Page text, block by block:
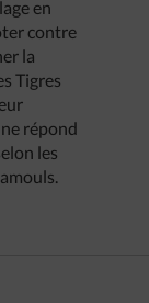
en
contre
la
Tigres
répond
les